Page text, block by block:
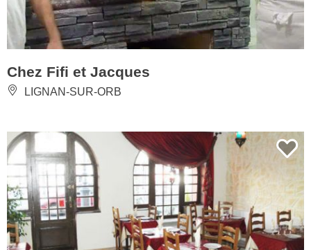
Chez Fifi et Jacques
LIGNAN-SUR-ORB